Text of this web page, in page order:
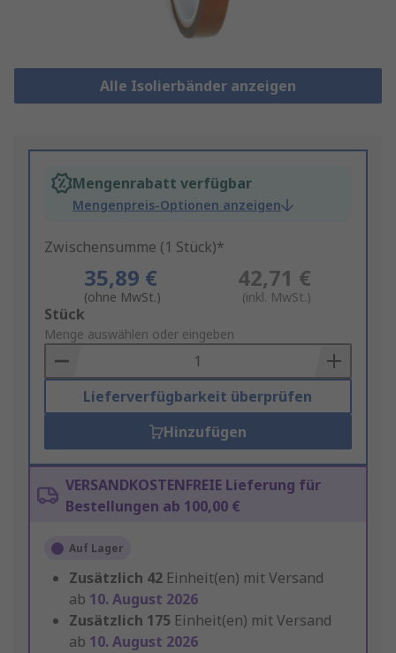
Alle Isolierbänder anzeigen
Mengenrabatt verfügbar
Mengenpreis-Optionen anzeigen
Zwischensumme (1 Stück)*
35,89 €
(ohne MwSt.)
42,71 €
(inkl. MwSt.)
Add
to
Basket
Stück
Menge auswählen oder eingeben
Lieferverfügbarkeit überprüfen
Hinzufügen
VERSANDKOSTENFREIE Lieferung für
Bestellungen ab 100,00 €
Auf Lager
Zusätzlich 42 Einheit(en) mit Versand
ab 10. August 2026
Zusätzlich 175 Einheit(en) mit Versand
ab 10. August 2026